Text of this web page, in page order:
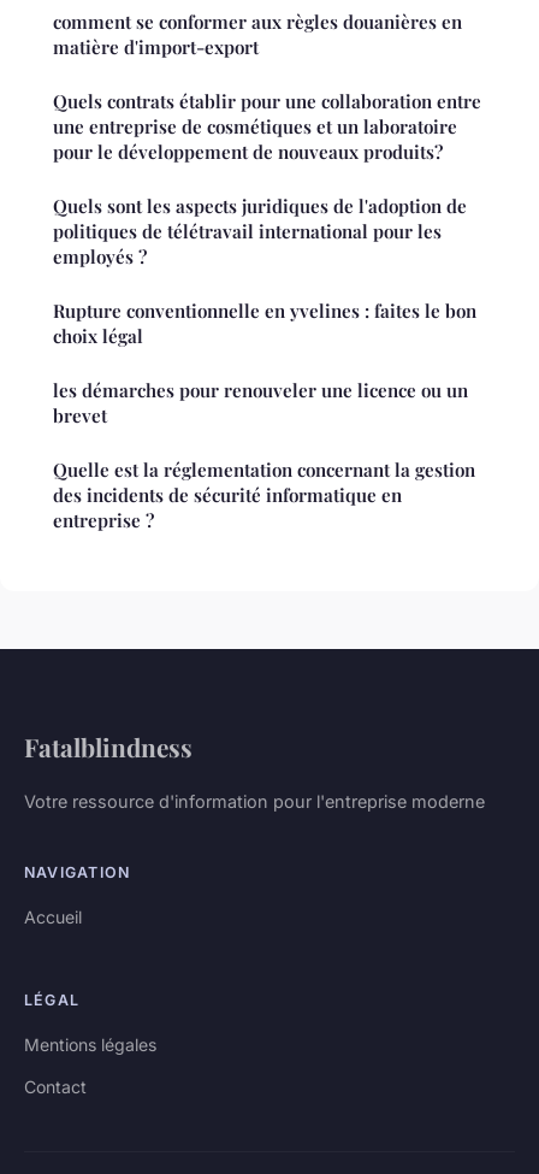
comment se conformer aux règles douanières en
matière d'import-export
Quels contrats établir pour une collaboration entre
une entreprise de cosmétiques et un laboratoire
pour le développement de nouveaux produits?
Quels sont les aspects juridiques de l'adoption de
politiques de télétravail international pour les
employés ?
Rupture conventionnelle en yvelines : faites le bon
choix légal
les démarches pour renouveler une licence ou un
brevet
Quelle est la réglementation concernant la gestion
des incidents de sécurité informatique en
entreprise ?
Fatalblindness
Votre ressource d'information pour l'entreprise moderne
NAVIGATION
Accueil
LÉGAL
Mentions légales
Contact